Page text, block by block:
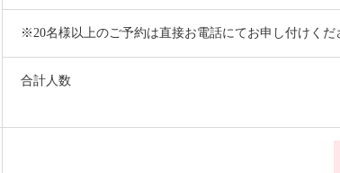
※20名様以上のご予約は直接お電話にてお申し付けくだ
合計人数